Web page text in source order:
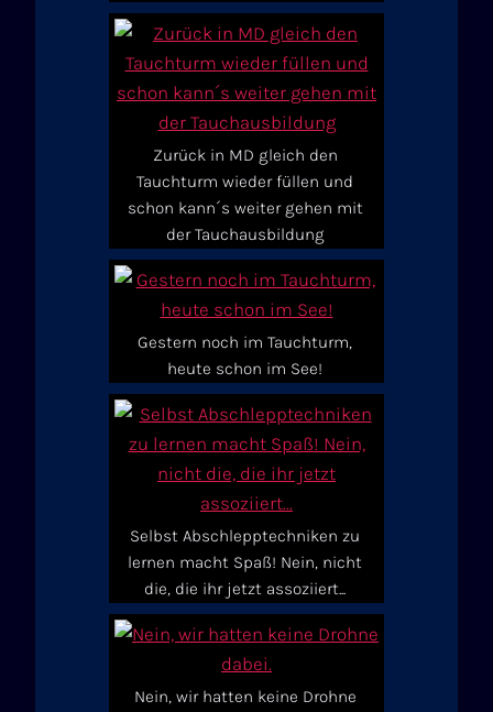
Zurück in MD gleich den
Tauchturm wieder füllen und
schon kann´s weiter gehen mit
der Tauchausbildung
Gestern noch im Tauchturm,
heute schon im See!
Selbst Abschlepptechniken zu
lernen macht Spaß! Nein, nicht
die, die ihr jetzt assoziiert...
Nein, wir hatten keine Drohne